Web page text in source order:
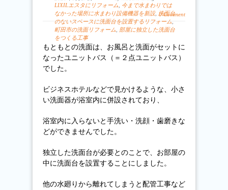
LIXILエスタにリフォーム
今まで水まわりでは
なかった場所に水まわり設備機器を新設, 洗面台
のないスペースに洗面台を設置するリフォーム
町田市の洗面リフォーム
部屋に独立した洗面台
をつくる工事
0 Comment
もともとの洗面は、お風呂と洗面がセットに
なったユニットバス（＝２点ユニットバス）
でした。
ビジネスホテルなどで見かけるような、小さ
い洗面器が浴室内に併設されており、
浴室内に入らないと手洗い・洗顔・歯磨きな
どができませんでした。
独立した洗面台が必要とのことで、お部屋の
中に洗面台を設置することにしました。
他の水廻りから離れてしまうと配管工事など